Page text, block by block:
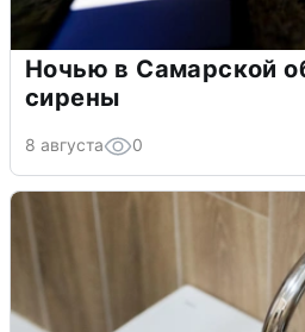
Ночью в Самарской
сирены
8 августа 0